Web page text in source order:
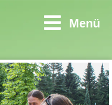
Menü